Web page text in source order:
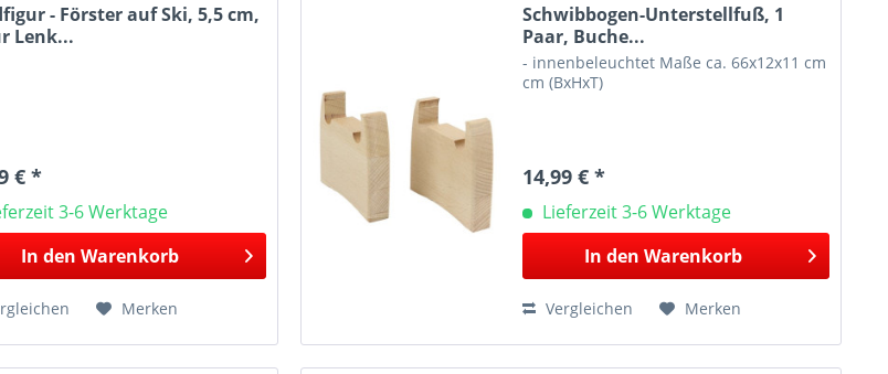
- Förster auf Ski, 5,5 cm,
Lenk...
€ *
3-6 Werktage
In den Warenkorb
Merken
Schwibbogen-Unterstellfuß, 1
Paar, Buche...
- innenbeleuchtet Maße ca. 66x12x11 cm
cm (BxHxT)
14,99 € *
Lieferzeit 3-6 Werktage
In den Warenkorb
Vergleichen Merken